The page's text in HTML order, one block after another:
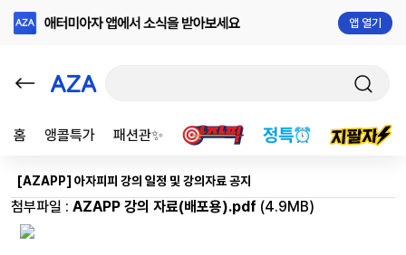
앱 열기
홈 앵콜특가 패션관✨
[AZAPP] 아자피피 강의 일정 및 강의자료 공지
첨부파일 : AZAPP 강의 자료(배포용).pdf (4.9MB)